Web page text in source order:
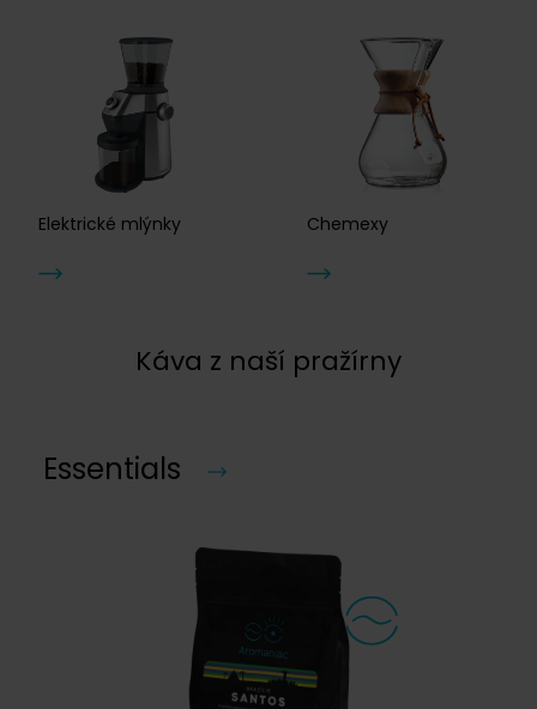
Elektrické mlýnky Chemexy
Káva z naší pražírny
Essentials